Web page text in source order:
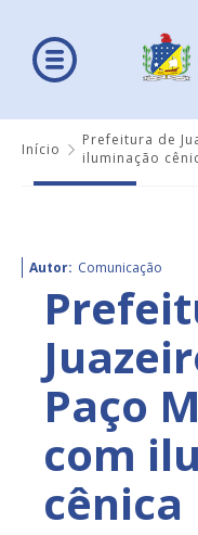
Início
Prefeitura de
iluminação
Autor: Comunicação
Paço
com
cênica